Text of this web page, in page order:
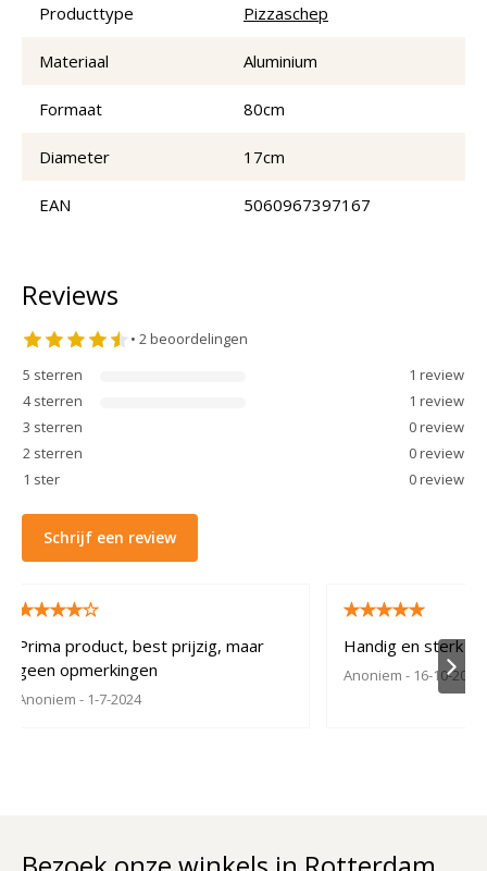
Producttype Pizzaschep
Materiaal Aluminium
Formaat 80cm
Diameter 17cm
EAN 5060967397167
Reviews
• 2 beoordelingen
5 sterren 1 review
4 sterren 1 review
3 sterren 0review
2 sterren 0review
1 ster 0review
Schrijf een review
Prima product, best prijzig, maar
geen opmerkingen
Anoniem - 1-7-2024
Handig en sterk
Anoniem- 16-10-2023